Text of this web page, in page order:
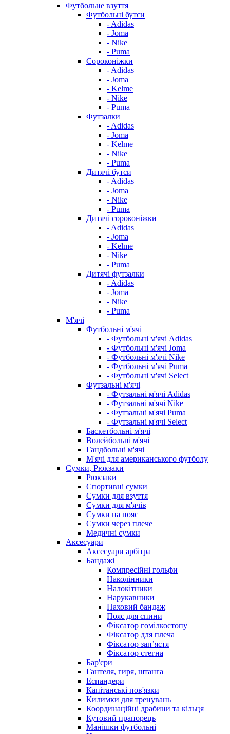
Футбольне взуття
Футбольні бутси
- Adidas
- Joma
- Nike
- Puma
Сороконіжки
- Adidas
- Joma
- Kelme
- Nike
- Puma
Футзалки
- Adidas
- Joma
- Kelme
- Nike
- Puma
Дитячі бутси
- Adidas
- Joma
- Nike
- Puma
Дитячі сороконіжки
- Adidas
- Joma
- Kelme
- Nike
- Puma
Дитячі футзалки
- Adidas
- Joma
- Nike
- Puma
М'ячі
Футбольні м'ячі
- Футбольні м'ячі Adidas
- Футбольні м'ячі Joma
- Футбольні м'ячі Nike
- Футбольні м'ячі Puma
- Футбольні м'ячі Select
Футзальні м'ячі
- Футзальні м'ячі Adidas
- Футзальні м'ячі Nike
- Футзальні м'ячі Puma
- Футзальні м'ячі Select
Баскетбольні м'ячі
Волейбольні м'ячі
Гандбольні м'ячі
М'ячі для американського футболу
Сумки, Рюкзаки
Рюкзаки
Спортивні сумки
Сумки для взуття
Сумки для м'ячів
Сумки на пояс
Сумки через плече
Медичні сумки
Аксесуари
Аксесуари арбітра
Бандажі
Компресійні гольфи
Наколінники
Налокітники
Нарукавники
Паховий бандаж
Пояс для спини
Фіксатор гомілкостопу
Фіксатор для плеча
Фіксатор запʼястя
Фіксатор стегна
Бар'єри
Гантеля, гиря, штанга
Еспандери
Капітанські пов'язки
Килимки для тренувань
Координаційні драбини та кільця
Кутовий прапорець
Манішки футбольні